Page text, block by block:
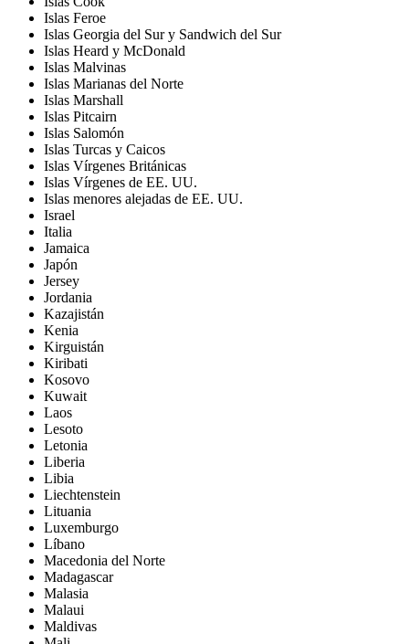
Islas Feroe
Islas Georgia del Sur y Sandwich del Sur
Islas Heard y McDonald
Islas Malvinas
Islas Marianas del Norte
Islas Marshall
Islas Pitcairn
Islas Salomón
Islas Turcas y Caicos
Islas Vírgenes Británicas
Islas Vírgenes de EE. UU.
Islas menores alejadas de EE. UU.
Israel
Italia
Jamaica
Japón
Jersey
Jordania
Kazajistán
Kenia
Kirguistán
Kiribati
Kosovo
Kuwait
Laos
Lesoto
Letonia
Liberia
Libia
Liechtenstein
Lituania
Luxemburgo
Líbano
Macedonia del Norte
Madagascar
Malasia
Malaui
Maldivas